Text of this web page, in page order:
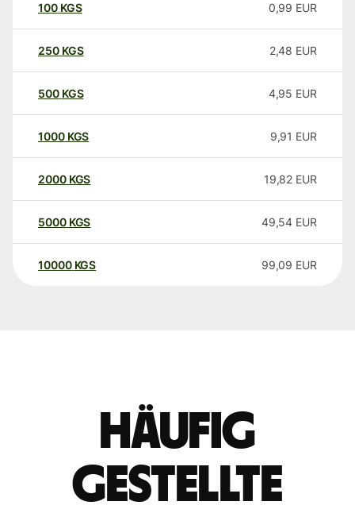
100 KGS 0,99 EUR
250 KGS 2,48 EUR
500 KGS 4,95 EUR
1000 KGS 9,91 EUR
2000 KGS 19,82 EUR
5000 KGS 49,54 EUR
10000 KGS 99,09 EUR
Häufig
gestellte